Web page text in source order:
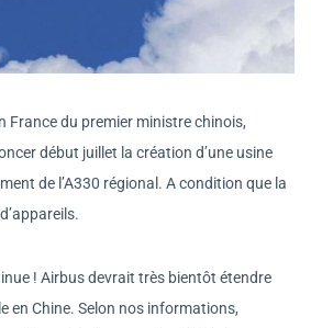
France du premier ministre chinois,
début juillet la création d’une usine
de l’A330 régional. A condition que la
! Airbus devrait très bientôt étendre
en Chine. Selon nos informations,